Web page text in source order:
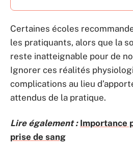
Certaines écoles
les pratiquants, alors que la
reste inatteignable pour de
Ignorer ces réalités
complications au lieu
attendus de la pratique.
Lire également : Importance
prise de sang